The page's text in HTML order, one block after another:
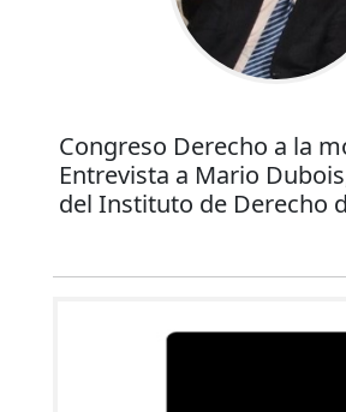
Congreso Derecho a la
Entrevista a Mario
del Instituto de Derecho